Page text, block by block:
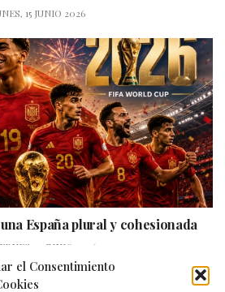
el Consentimiento
15 JUNIO 2026
España plural y cohesionada
12 JUNIO 2026